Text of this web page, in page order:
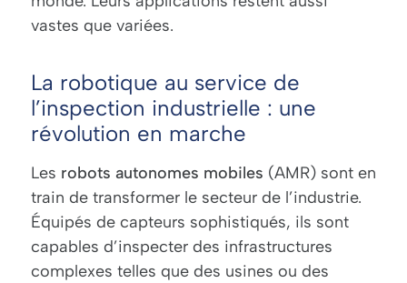
vastes que variées.
La robotique au service de
l’inspection industrielle : une
révolution en marche
Les robots autonomes mobiles (AMR) sont en
train de transformer le secteur de l’industrie.
Équipés de capteurs sophistiqués, ils sont
capables d’inspecter des infrastructures
complexes telles que des usines ou des